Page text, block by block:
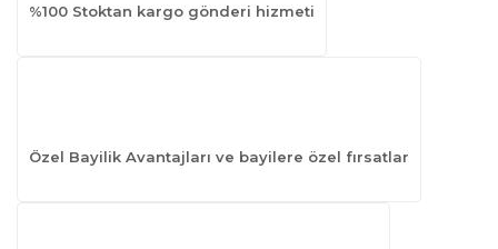
%100 Stoktan kargo gönderi hizmeti
Özel Bayilik Avantajları ve bayilere özel fırsatlar